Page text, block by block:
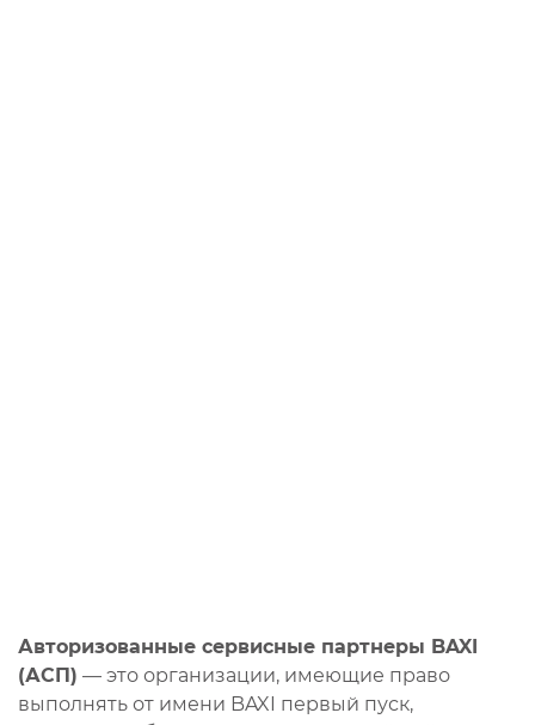
Авторизованные сервисные партнеры BAXI
(АСП) — это организации, имеющие право
выполнять от имени BAXI первый пуск,